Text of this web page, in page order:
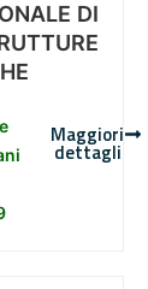
DI
Maggiori
dettagli